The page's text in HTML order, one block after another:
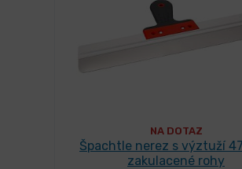
NA DOTAZ
Špachtle nerez s výztuží
zakulacené rohy